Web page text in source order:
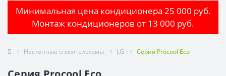
Минимальная цена кондиционера 25 000 руб.
Монтаж кондиционеров от 13 000 руб.
Настенные сплит-системы LG Серия Procool Eco